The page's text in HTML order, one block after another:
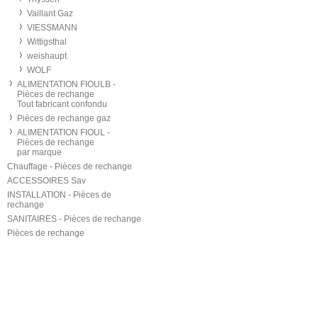
Vaillant Gaz
VIESSMANN
Wittigsthal
weishaupt
WOLF
ALIMENTATION FIOULB -
Pièces de rechange
Tout fabricant confondu
Pièces de rechange gaz
ALIMENTATION FIOUL -
Pièces de rechange
par marque
Chauffage - Pièces de rechange
ACCESSOIRES Sav
INSTALLATION - Pièces de
rechange
SANITAIRES - Pièces de rechange
Pièces de rechange